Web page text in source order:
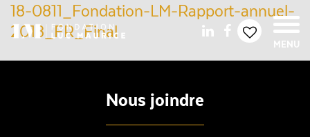
MENU
18-0811_Fondation-LM-Rapport-annuel-
2018_FR_Final
Nous joindre